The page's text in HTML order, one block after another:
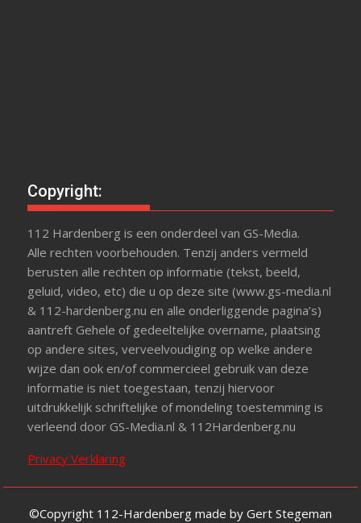
Copyright:
112 Hardenberg is een onderdeel van GS-Media.
Alle rechten voorbehouden. Tenzij anders vermeld
berusten alle rechten op informatie (tekst, beeld,
geluid, video, etc) die u op deze site (www.gs-media.nl
& 112-hardenberg.nu en alle onderliggende pagina’s)
aantreft Gehele of gedeeltelijke overname, plaatsing
op andere sites, verveelvoudiging op welke andere
wijze dan ook en/of commercieel gebruik van deze
informatie is niet toegestaan, tenzij hiervoor
uitdrukkelijk schriftelijke of mondeling toestemming is
verleend door GS-Media.nl & 112Hardenberg.nu
Privacy Verklaring
©Copyright 112-Hardenberg made by Gert Stegeman